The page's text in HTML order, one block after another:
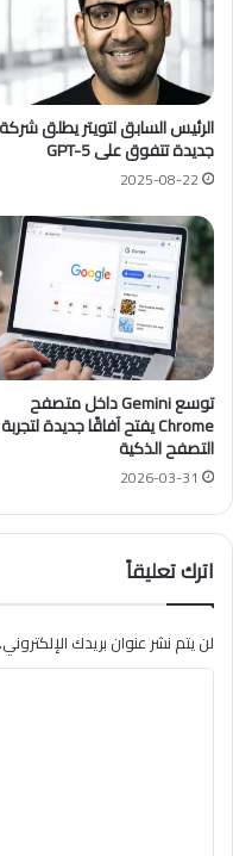
الرئيس السابق لتويتر يطلق شركة
جديدة تتفوق على GPT-5
2025-08-22
توسع Gemini داخل متصفح
Chrome يفتح آفاقًا جديدة لتجربة
التصفح الذكية
2026-03-31
اترك تعليقاً
لن يتم نشر عنوان بريدك الإلكتروني.